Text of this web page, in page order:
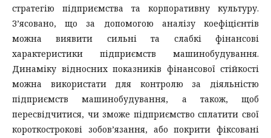
стратегію підприємства та корпоративну культуру.
З’ясовано, що за допомогою аналізу коефіцієнтів
можна виявити сильні та слабкі фінансові
характеристики підприємств машинобудування.
Динаміку відносних показників фінансової стійкості
можна використати для контролю за діяльністю
підприємств машинобудування, а також, щоб
пересвідчитися, чи зможе підприємство сплатити свої
короткострокові зобов’язання, або покрити фіксовані